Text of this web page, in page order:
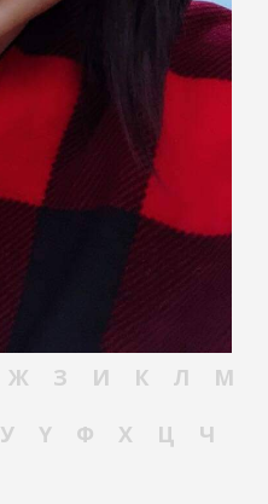
Ж З И К Л
М
У Ү Ф Х Ц
Ч